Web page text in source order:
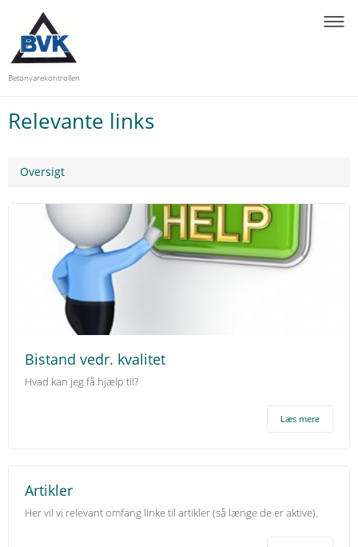
Betonvarekontrollen
Relevante links
Oversigt
Bistand vedr. kvalitet
Hvad kan jeg få hjælp til?
Læs mere
Artikler
Her vil vi relevant omfang linke til artikler (så længe de er aktive).